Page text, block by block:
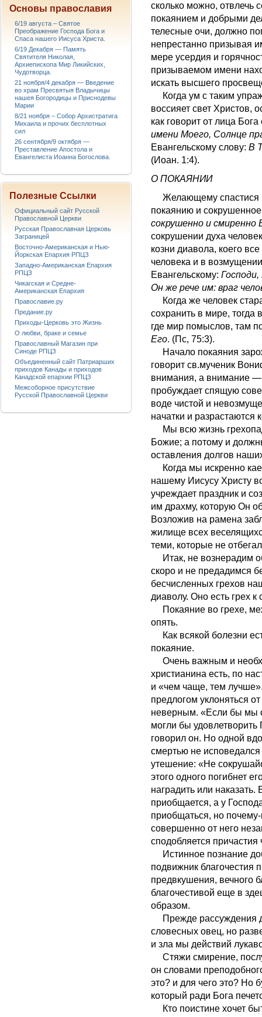
сколько можно, отвлечь
покаянием и добрыми
телесные очи, должно
непрестанно призывая
мере усердия и
призываемом имени
искать высшего
Когда ум с таким
воссияет свет
как говорит от лица
имени Моего, Солнце
Евангельскому слову: В
(Иоан. 1:4).
О ПОКАЯНИИ
Желающему спастися
покаянию и
сокрушенно и смиренно
сокрушении духа
козни диавола, коего
человека и в
Евангельскому:
Он же рече им: враг
Когда же человек
сохранить в мире,
где мир помыслов, там
Его. (Пс, 75:3).
Начало покаяния
говорит св.мученик
внимания, а внимание —
пробуждает спящую
воде чистой и
начатки и разрастаются
Мы всю жизнь
Божие; а потому и
оставления долгов
Когда мы искренно
нашему Иисусу Христу
учреждает праздник и
им драхму, которую Он
Возложив на рамена
жилище всех
теми, которые не
Итак, не вознерадим
скоро и не предадимся
бесчисленных грехов
диаволу. Оно есть грех к
Покаяние во грехе,
опять.
Как всякой болезни
покаяние.
Очень важным и
христианина есть, по
и «чем чаще, тем
предлогом уклоняться
неверным. «Если бы мы
могли бы удовлетворить
говорил он. Но одной
смертью не
утешение: «Не
этого одного погибнет
наградить или наказать.
приобщается, а у
приобщаться, но
совершенно от него
сподобляется
Истинное познание
подвижник благочестия
предвкушения, вечного
благочестивой еще в
образом.
Прежде рассуждения
словесных овец, но
и зла мы действий
Стяжи смирение,
он словами
это? и для чего это? Но
который ради Бога
Кто поистине хочет
Основы православия
6/19 августа – Святое
Преображение Господа Бога и
Спаса нашего Иисуса Христа.
6/19 Декабря — Память
Святителя Николая,
Архиепископа Мир Ликийских,
Чудотворца.
21 ноября/4 декабря — Введение
во храм Пресвятыя Владычицы
нашея Богородицы и Приснодевы
Марии
8/21 ноября – Собор Архистратига
Михаила и прочих бесплотных
сил
26 сентября/9 октября —
Преставление Апостола и
Евангелиста Иоанна Богослова.
Полезные Ссылки
Официальный сайт Русской
Православной Церкви
Русская Православная Церковь
Заграницей
Восточно-Американская и Нью-
Йоркская Епархия РПЦЗ
Западно-Американская Епархия
РПЦЗ
Чикагская и Средне-
Американская Епархия
Православие.ру
Предание.ру
Приходы-Церковь это Жизнь
О любви, браке и семье
Православный Магазин при
Синоде РПЦЗ
Объединенный сайт Патриарших
приходов Канады и приходов
Канадской епархии РПЦЗ
Межсоборное присутствие
Русской Православной Церкви